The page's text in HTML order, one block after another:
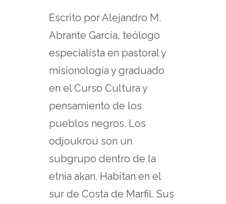
Escrito por Alejandro M.
Abrante García, teólogo
especialista en pastoral y
misionología y graduado
en el Curso Cultura y
pensamiento de los
pueblos negros. Los
odjoukrou son un
subgrupo dentro de la
etnia akan. Habitan en el
sur de Costa de Marfil. Sus